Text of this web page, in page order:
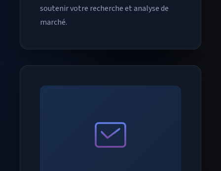
soutenir votre recherche et analyse de
marché.